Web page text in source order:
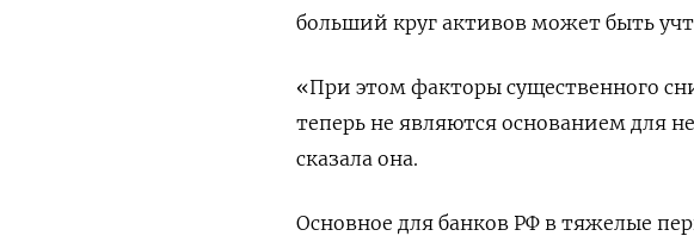
больший круг активов может быть
«При этом факторы существенного
теперь не являются основанием для
сказала она.
Основное для банков РФ в тяжелые